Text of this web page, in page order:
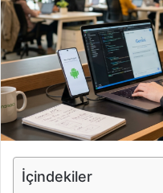
o
s
t
a
g
ö
n
İçindekiler